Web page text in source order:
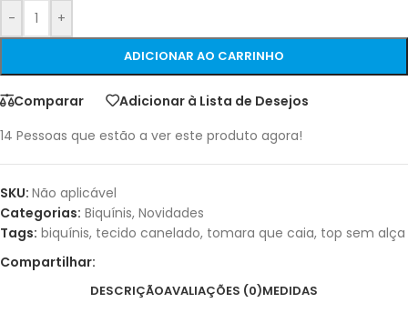
- +
ADICIONAR AO CARRINHO
Comparar
Adicionar à Lista de Desejos
14 Pessoas que estão a ver este produto agora!
SKU: Não aplicável
Categorias: Biquínis, Novidades
Tags: biquínis, tecido canelado, tomara que caia, top sem alça
Compartilhar:
DESCRIÇÃOAVALIAÇÕES (0)MEDIDAS